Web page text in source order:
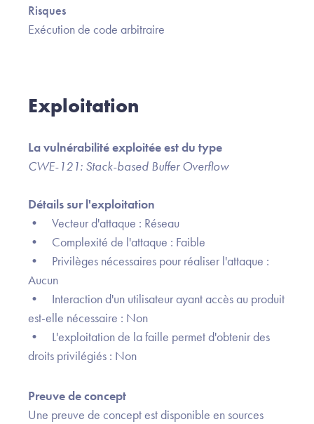
Risques
Exécution de code arbitraire
Exploitation
La vulnérabilité exploitée est du type
CWE-121: Stack-based Buffer Overflow
Détails sur l'exploitation
• Vecteur d'attaque : Réseau
• Complexité de l'attaque : Faible
• Privilèges nécessaires pour réaliser l'attaque :
Aucun
• Interaction d'un utilisateur ayant accès au produit
est-elle nécessaire : Non
• L'exploitation de la faille permet d'obtenir des
droits privilégiés : Non
Preuve de concept
Une preuve de concept est disponible en sources